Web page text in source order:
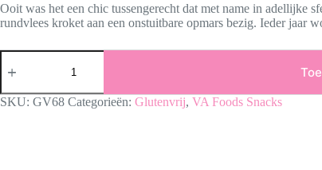
Ooit was het een chic tussengerecht dat met name in adellijke
rundvlees kroket aan een onstuitbare opmars bezig. Ieder jaar
Rundvlees
kroket
SKU: GV68 Categorieën: Glutenvrij, VA Foods Snacks